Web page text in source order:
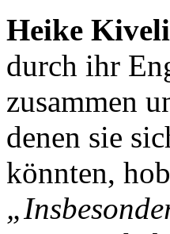
Heike
durch ihr
zusammen
denen sie
könnten,